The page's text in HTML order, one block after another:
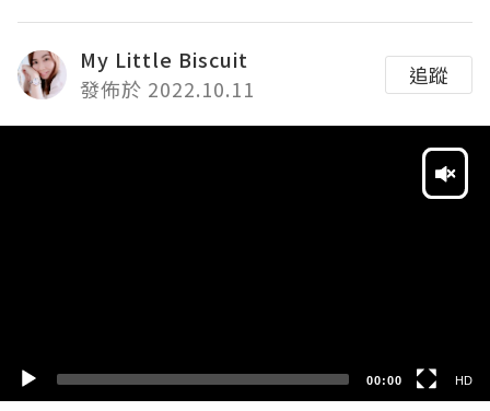
My Little Biscuit
發佈於 2022.10.11
追蹤
00:00 HD